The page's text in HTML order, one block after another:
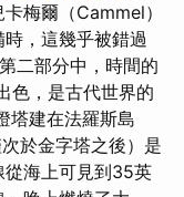
梅爾（Cammel）
，這幾乎被錯過
二部分中，時間的
色，是古代世界的
塔建在法羅斯島
於金字塔之後）是
從海上可見到35英